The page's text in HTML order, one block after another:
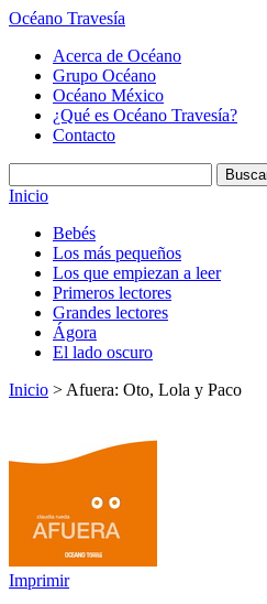
Océano Travesía
Acerca de Océano
Grupo Océano
Océano México
¿Qué es Océano Travesía?
Contacto
Inicio
Bebés
Los más pequeños
Los que empiezan a leer
Primeros lectores
Grandes lectores
Ágora
El lado oscuro
Inicio > Afuera: Oto, Lola y Paco
Imprimir